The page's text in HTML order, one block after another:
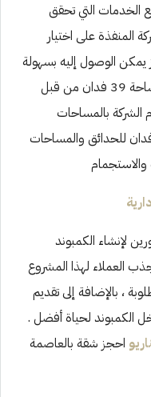
الخدمات التي تحقق
المنفذة على اختيار
يمكن الوصول إليه بسهولة
من أي مكان ، تم تنفيذ المشروع على مساحة 39 فدان من قبل
الشركة بالمساحات
فقد خصصت مساحة من 39 فدان للحدائق والمساحات
والاستجمام
لإنشاء الكمبوند
العملاء لهذا المشروع
، بالإضافة إلى تقديم
الكمبوند لحياة أفضل .
احجز شقة بالعاصمة